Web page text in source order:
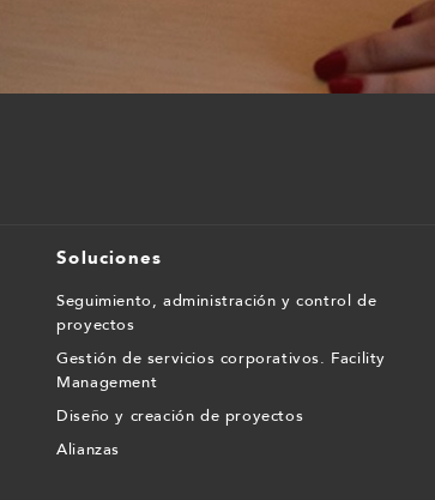
Soluciones
Seguimiento, administración y control de
proyectos
Gestión de servicios corporativos. Facility
Management
Diseño y creación de proyectos
Alianzas